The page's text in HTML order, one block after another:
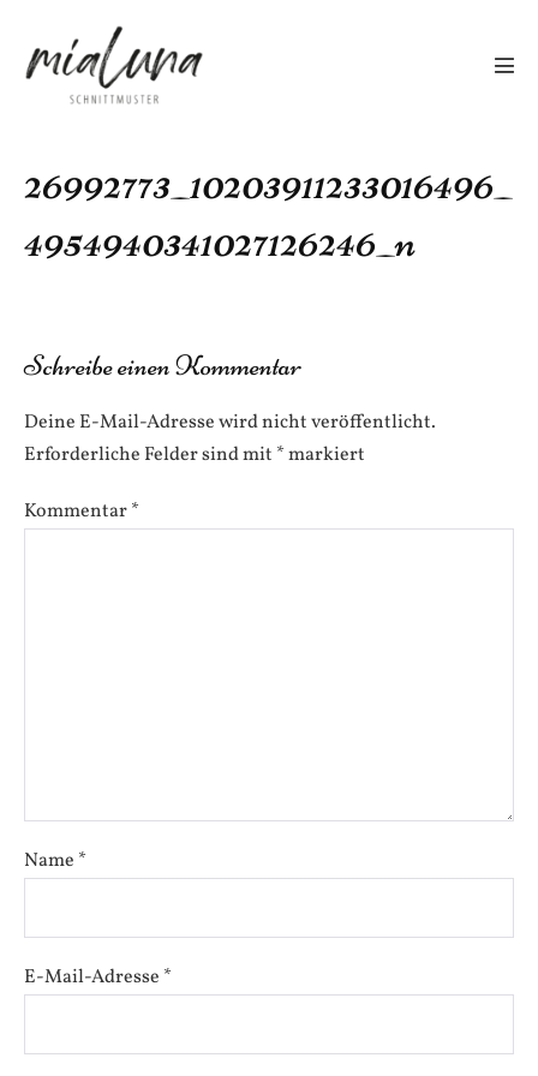
Inhalt
springen
26992773_10203911233016496_
4954940341027126246_n
Schreibe einen Kommentar
Deine E-Mail-Adresse wird nicht veröffentlicht.
Erforderliche Felder sind mit *markiert
Kommentar*
Name *
E-Mail-Adresse *